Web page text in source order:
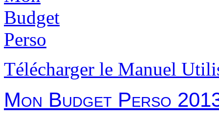
Télécharger le Manuel
Mon Budget Perso